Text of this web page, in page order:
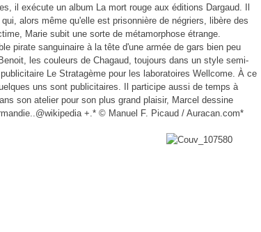
il exécute un album La mort rouge aux éditions Dargaud. Il
alors même qu'elle est prisonnière de négriers, libère des
Marie subit une sorte de métamorphose étrange.
pirate sanguinaire à la tête d'une armée de gars bien peu
les couleurs de Chagaud, toujours dans un style semi-
Le Stratagème pour les laboratoires Wellcome. À ce
uns sont publicitaires. Il participe aussi de temps à
son atelier pour son plus grand plaisir, Marcel dessine
+.* © Manuel F. Picaud / Auracan.com*